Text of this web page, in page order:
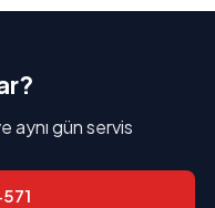
aynı gün servis